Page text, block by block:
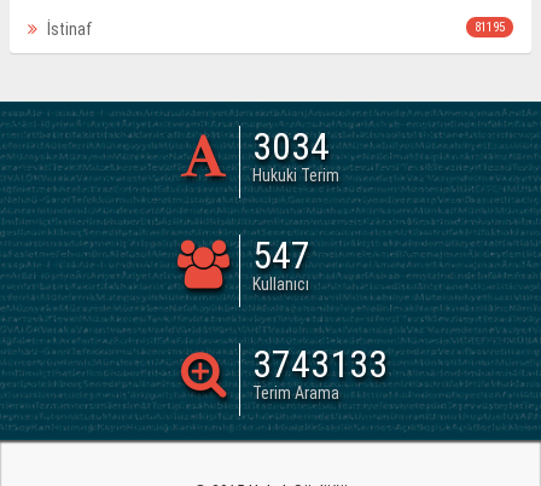
İstinaf 81195
3034
Hukuki Terim
547
Kullanıcı
3743133
Terim Arama